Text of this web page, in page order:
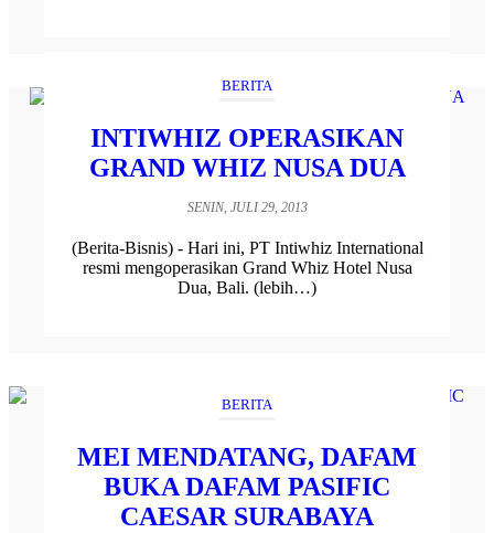
BERITA
INTIWHIZ OPERASIKAN
GRAND WHIZ NUSA DUA
SENIN, JULI 29, 2013
(Berita-Bisnis) - Hari ini, PT Intiwhiz International
resmi mengoperasikan Grand Whiz Hotel Nusa
Dua, Bali. (lebih…)
BERITA
MEI MENDATANG, DAFAM
BUKA DAFAM PASIFIC
CAESAR SURABAYA